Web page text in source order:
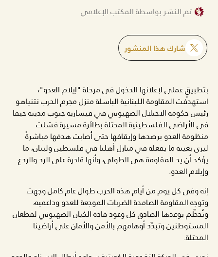
تم النشر بواسطة المكتب الإعلامي
شارك هذا المنشور
بتطبيقٍ عملي لإعلانها الدخول في مرحلة "إيلام العدو"،
استهدفت المقاومة اللبنانية الباسلة منزل مجرم الحرب نتنياهو
رئيس حكومة الاحتلال الصهيوني في قيسارية جنوب مدينة حيفا
في الأراضي الفلسطينية المحتلة بطائرة مسيرة فشلت
منظومة العدو برصدها وإيقافها حتى أصابت هدفها مباشرةً
ليرى بعينه ما يفعله في منازل أهلنا في فلسطين ولبنان، ما
يؤكد أن يد المقاومة هي الطولى، وأنها قادرة على الرد والردع
وإيلام العدو.
إنه وفي كل يوم من أيام هذه الحرب طوال عام كامل وجهت
وتوجه المقاومة الصامدة الضربات الموجعة للعدو وداعميه،
وتُحطّم بوعدها الصادق كل وعود قادة الكيان الصهيوني لقطعان
المستوطنين وتبدّد أوهامهم بالأمن والأمان على أراضينا
المحتلة.